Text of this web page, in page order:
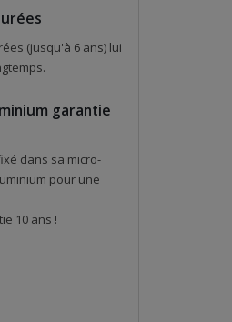
(jusqu'à 6 ans) lui
garantie
dans sa micro-
pour une
10 ans !